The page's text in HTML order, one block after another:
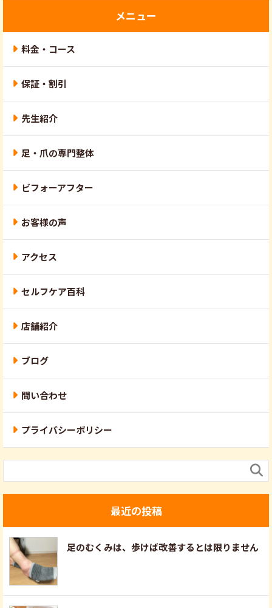
メニュー
料金・コース
保証・割引
先生紹介
足・爪の専門整体
ビフォーアフター
お客様の声
アクセス
セルフケア百科
店舗紹介
ブログ
問い合わせ
プライバシーポリシー

最近の投稿
足のむくみは、歩けば改善するとは限りません